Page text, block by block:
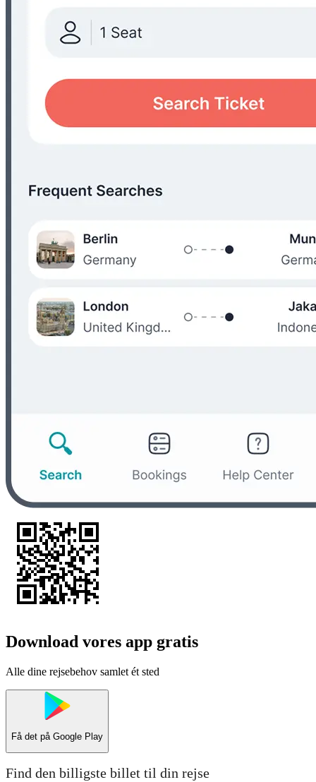
Download vores app gratis
Alle dine rejsebehov samlet ét sted
Få det på Google Play
Find den billigste billet til din rejse